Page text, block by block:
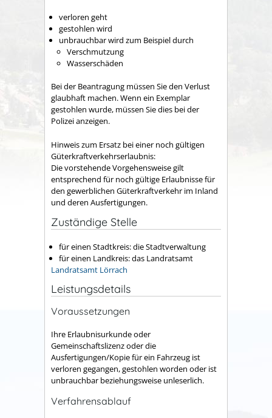
verloren geht
gestohlen wird
unbrauchbar wird zum Beispiel durch
Verschmutzung
Wasserschäden
Bei der Beantragung müssen Sie den Verlust
glaubhaft machen. Wenn ein Exemplar
gestohlen wurde, müssen Sie dies bei der
Polizei anzeigen.
Hinweis zum Ersatz bei einer noch gültigen
Güterkraftverkehrserlaubnis:
Die vorstehende Vorgehensweise gilt
entsprechend für noch gültige Erlaubnisse für
den gewerblichen Güterkraftverkehr im Inland
und deren Ausfertigungen.
Zuständige Stelle
für einen Stadtkreis: die Stadtverwaltung
für einen Landkreis: das Landratsamt
Landratsamt Lörrach
Leistungsdetails
Voraussetzungen
Ihre Erlaubnisurkunde oder
Gemeinschaftslizenz oder die
Ausfertigungen/Kopie für ein Fahrzeug ist
verloren gegangen, gestohlen worden oder ist
unbrauchbar beziehungsweise unleserlich.
Verfahrensablauf